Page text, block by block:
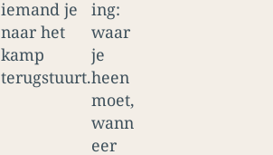
iemand je
naar het
kamp
terugstuurt.
ing:
waar
je
heen
moet,
wann
eer